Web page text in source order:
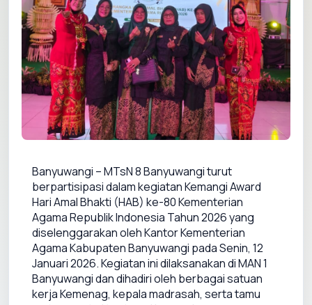
Banyuwangi – MTsN 8 Banyuwangi turut
berpartisipasi dalam kegiatan Kemangi Award
Hari Amal Bhakti (HAB) ke-80 Kementerian
Agama Republik Indonesia Tahun 2026 yang
diselenggarakan oleh Kantor Kementerian
Agama Kabupaten Banyuwangi pada Senin, 12
Januari 2026. Kegiatan ini dilaksanakan di MAN 1
Banyuwangi dan dihadiri oleh berbagai satuan
kerja Kemenag, kepala madrasah, serta tamu